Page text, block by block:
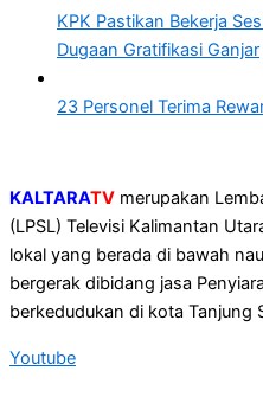
KPK Pastikan Bekerja
Dugaan Gratifikasi Ganjar
23 Personel Terima
KALTARATV merupakan
(LPSL) Televisi Kalimantan
lokal yang berada di bawah
bergerak dibidang jasa
berkedudukan di kota Tanjung
Youtube